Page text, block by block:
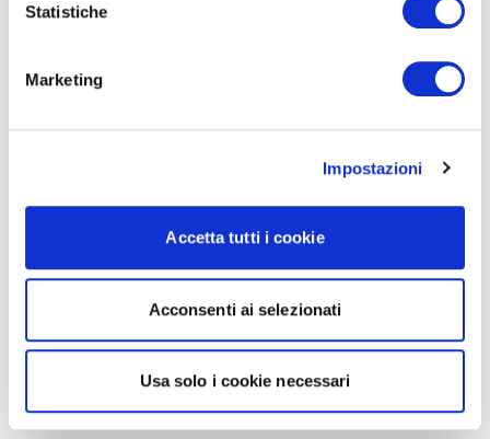
Statistiche
Marketing
Impostazioni
Accetta tutti i cookie
Acconsenti ai selezionati
Usa solo i cookie necessari